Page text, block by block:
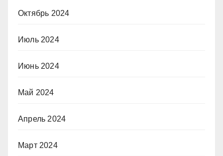
Октябрь 2024
Июль 2024
Июнь 2024
Май 2024
Апрель 2024
Март 2024